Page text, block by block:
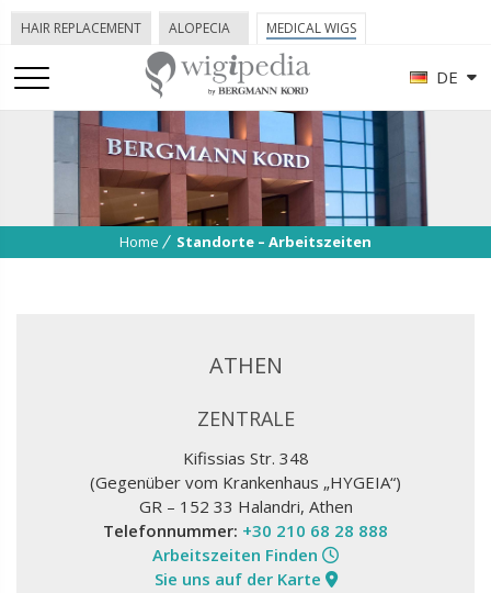
DE
HAIR REPLACEMENT ALOPECIA MEDICAL WIGS
Home Standorte – Arbeitszeiten
ATHEN
ZENTRALE
Kifissias Str. 348
(Gegenüber vom Krankenhaus „HYGEIA“)
GR – 152 33 Halandri, Athen
Telefonnummer: +30 210 68 28 888
Arbeitszeiten Finden
Sie uns auf der Karte